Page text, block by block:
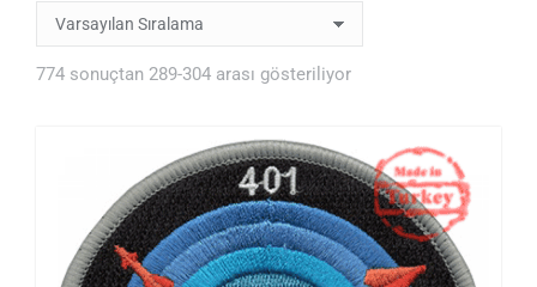
774 sonuçtan 289-304 arası gösteriliyor